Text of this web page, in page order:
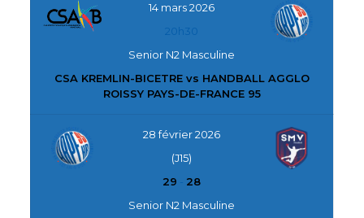
14 mars 2026
20h30
Senior N2 Masculine
CSA KREMLIN-BICETRE vs HANDBALL AGGLO
ROISSY PAYS-DE-FRANCE 95
28 février 2026
(J15)
29
28
Senior N2 Masculine